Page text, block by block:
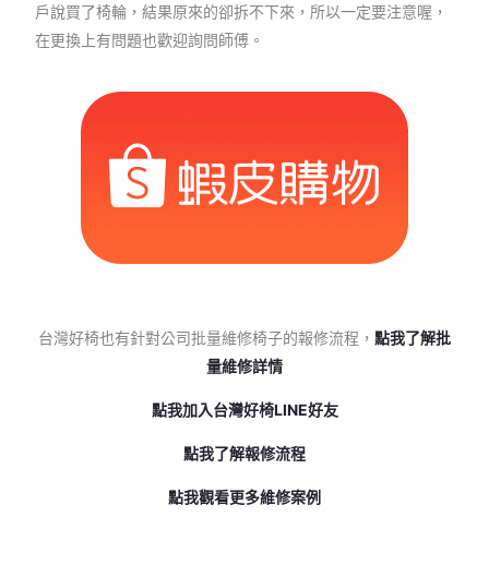
戶說買了椅輪，結果原來的卻拆不下來，所以一定要注意喔，
在更換上有問題也歡迎詢問師傅。
台灣好椅也有針對公司批量維修椅子的報修流程， 點我了解批
量維修詳情
點我加入台灣好椅LINE好友
點我了解報修流程
點我觀看更多維修案例